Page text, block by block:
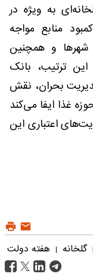
به ویژه در
منابع مواجه
و همچنین
ترتیب، بانک
بحران، نقش
غذا ایفا می‌کند
اعتباری این
| گلخانه | هفته دولت